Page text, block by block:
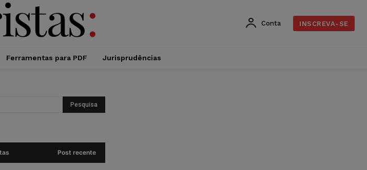
Conta INSCREVA-SE
Ferramentas para PDF Jurisprudências
Post recente